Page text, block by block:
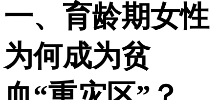
一、育龄期女性
为何成为贫